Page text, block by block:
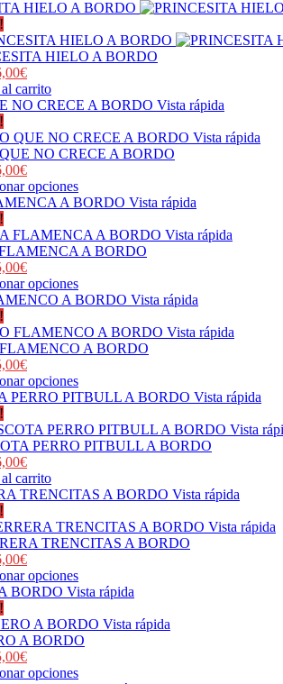
HIELO A BORDO
€
carrito
Vista rápida
Vista rápida
NO CRECE A BORDO
€
opciones
Vista rápida
Vista rápida
A BORDO
€
opciones
Vista rápida
Vista rápida
A BORDO
€
opciones
Vista rápida
Vista
PERRO PITBULL A BORDO
€
carrito
Vista rápida
Vista rápida
TRENCITAS A BORDO
€
opciones
Vista rápida
Vista rápida
A BORDO
€
opciones